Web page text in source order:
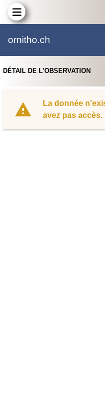
ornitho.ch
DÉTAIL DE L'OBSERVATION
La donnée
avez pas accès.